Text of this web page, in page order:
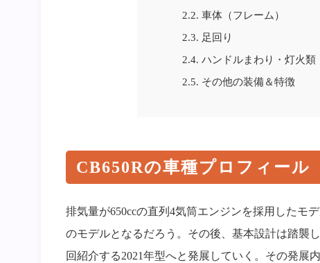
2.2. 車体（フレーム）
2.3. 足回り
2.4. ハンドルまわり・灯火類
2.5. その他の装備＆特徴
CB650Rの車種プロフィール
排気量が650ccの直列4気筒エンジンを採用したモ
のモデルとなるだろう。その後、基本設計は踏襲
回紹介する2021年型へと発展していく。その発展